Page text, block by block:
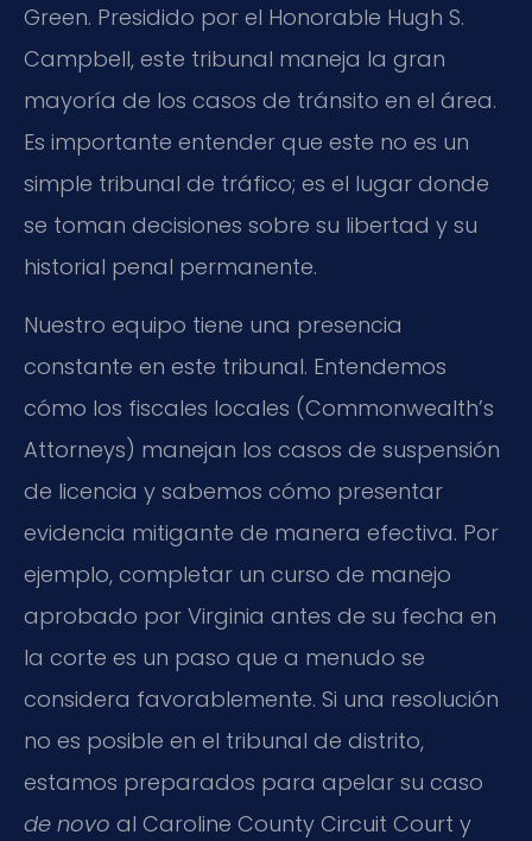
Green. Presidido por el Honorable Hugh S.
Campbell, este tribunal maneja la gran
mayoría de los casos de tránsito en el área.
Es importante entender que este no es un
simple tribunal de tráfico; es el lugar donde
se toman decisiones sobre su libertad y su
historial penal permanente.
Nuestro equipo tiene una presencia
constante en este tribunal. Entendemos
cómo los fiscales locales (Commonwealth’s
Attorneys) manejan los casos de suspensión
de licencia y sabemos cómo presentar
evidencia mitigante de manera efectiva. Por
ejemplo, completar un curso de manejo
aprobado por Virginia antes de su fecha en
la corte es un paso que a menudo se
considera favorablemente. Si una resolución
no es posible en el tribunal de distrito,
estamos preparados para apelar su caso
de novo al Caroline County Circuit Court y